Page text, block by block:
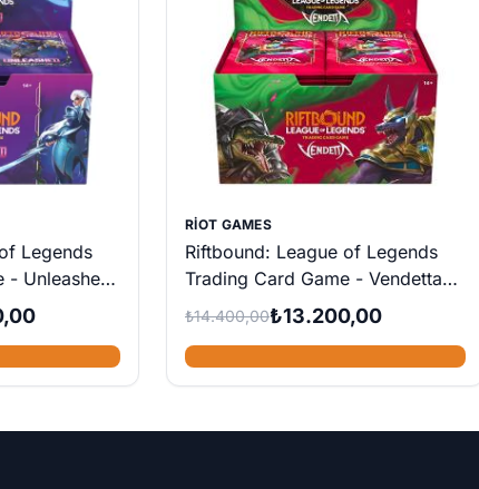
Legends
- Unleashed
Booster
RIOT GAMES
Riftbound: League of Legends
Trading Card Game - Vendetta
Booster Box (24 adet Booster
₺14.400,00₺13.200,00